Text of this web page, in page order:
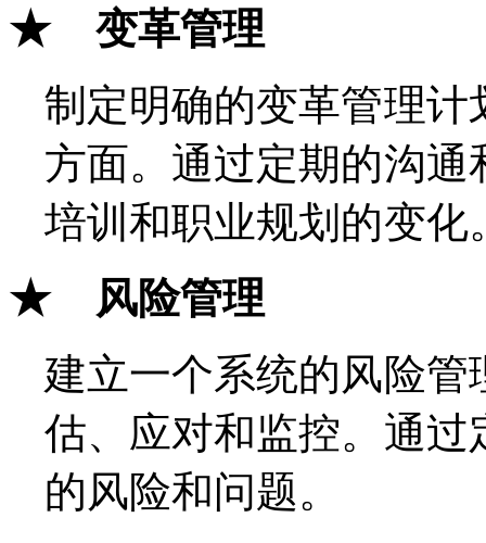
★
变革管理
制定明确的变革管理
方面。通过定期的沟
培训和职业规划的变化
★ 风险管理
建立一个系统的风险
估、应对和监控。通
的风险和问题。